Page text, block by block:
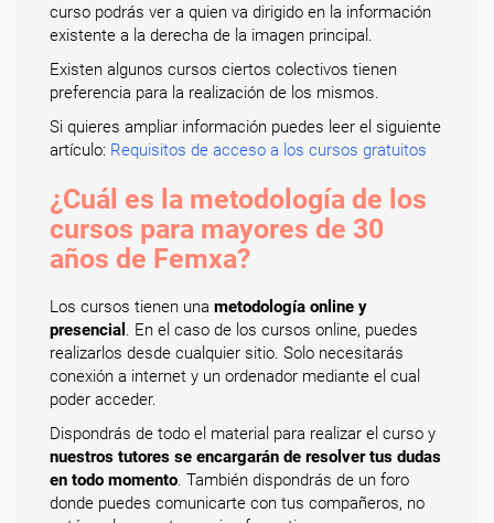
curso podrás ver a quien va dirigido en la información
existente a la derecha de la imagen principal.
Existen algunos cursos ciertos colectivos tienen
preferencia para la realización de los mismos.
Si quieres ampliar información puedes leer el siguiente
artículo: Requisitos de acceso a los cursos gratuitos
¿Cuál es la metodología de los
cursos para mayores de 30
años de Femxa?
Los cursos tienen una metodología online y
presencial . En el caso de los cursos online, puedes
realizarlos desde cualquier sitio. Solo necesitarás
conexión a internet y un ordenador mediante el cual
poder acceder.
Dispondrás de todo el material para realizar el curso y
nuestros tutores se encargarán de resolver tus dudas
en todo momento. También dispondrás de un foro
donde puedes comunicarte con tus compañeros, no